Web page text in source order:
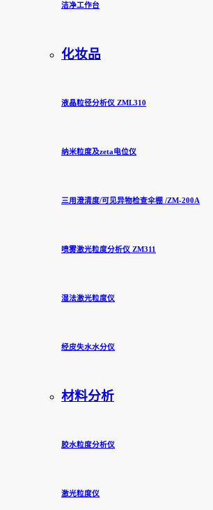
洁净工作台
化妆品
液晶粒径分析仪 ZML310
纳米粒度及zeta电位仪
三用澄清度/可见异物检查伞棚 /ZM-200A
喷雾激光粒度分析仪 ZM311
湿法激光粒度仪
经皮失水水分仪
材料分析
胶水粒度分析仪
激光粒度仪